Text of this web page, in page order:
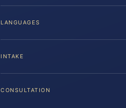
LANGUAGES
INTAKE
CONSULTATION